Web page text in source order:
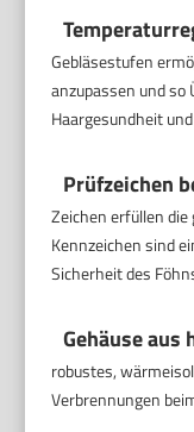
Gebläsestufen
anzupassen und
Haargesundheit
Prüfzeichen
Zeichen erfüllen
Kennzeichen sind
Sicherheit des
Gehäuse
robustes,
Verbrennungen